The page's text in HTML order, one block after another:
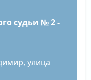
судьи № 2 -
улица